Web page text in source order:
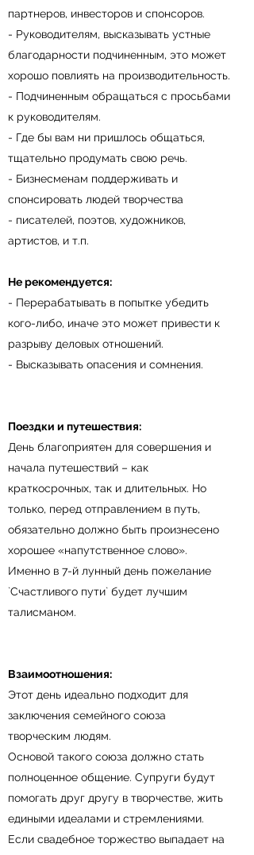
партнеров, инвесторов и спонсоров.
- Руководителям, высказывать устные
благодарности подчиненным, это может
хорошо повлиять на производительность.
- Подчиненным обращаться с просьбами
к руководителям.
- Где бы вам ни пришлось общаться,
тщательно продумать свою речь.
- Бизнесменам поддерживать и
спонсировать людей творчества
- писателей, поэтов, художников,
артистов, и т.п.
Не рекомендуется:
- Перерабатывать в попытке убедить
кого-либо, иначе это может привести к
разрыву деловых отношений.
- Высказывать опасения и сомнения.
Поездки и путешествия:
День благоприятен для совершения и
начала путешествий – как
краткосрочных, так и длительных. Но
только, перед отправлением в путь,
обязательно должно быть произнесено
хорошее «напутственное слово».
Именно в 7-й лунный день пожелание
`Счастливого пути` будет лучшим
талисманом.
Взаимоотношения:
Этот день идеально подходит для
заключения семейного союза
творческим людям.
Основой такого союза должно стать
полноценное общение. Супруги будут
помогать друг другу в творчестве, жить
едиными идеалами и стремлениями.
Если свадебное торжество выпадает на